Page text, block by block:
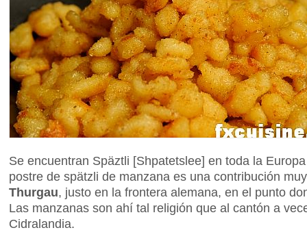
Se encuentran Späztli [Shpatetslee] en toda la
postre de spätzli de manzana es una contribución
Thurgau, justo en la frontera alemana, en el punto
Las manzanas son ahí tal religión que al cantón a
Cidralandia.